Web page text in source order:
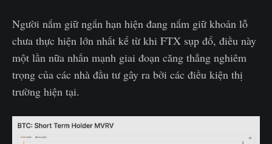
Người nắm giữ ngắn hạn hiện đang nắm giữ khoản lỗ
chưa thực hiện lớn nhất kể từ khi FTX sụp đổ, điều này
một lần nữa nhấn mạnh giai đoạn căng thẳng nghiêm
trọng của các nhà đầu tư gây ra bởi các điều kiện thị
trường hiện tại.